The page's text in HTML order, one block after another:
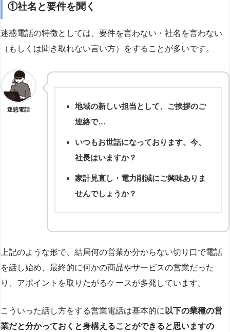
①社名と要件を聞く
迷惑電話の特徴としては、要件を言わない・社名を言わない
（もしくは聞き取れない言い方）をすることが多いです。
迷惑電話
地域の新しい担当として、ご挨拶のご
連絡で…
いつもお世話になっております。今、
社長はいますか？
家計見直し・電力削減にご興味ありま
せんでしょうか？
上記のような形で、結局何の営業か分からない切り口で電話
を話し始め、最終的に何かの商品やサービスの営業だった
り、アポイントを取りたがるケースが多発しています。
こういった話し方をする営業電話は基本的に 以下の業種の営
業だと分かっておくと身構えることができると思いますの